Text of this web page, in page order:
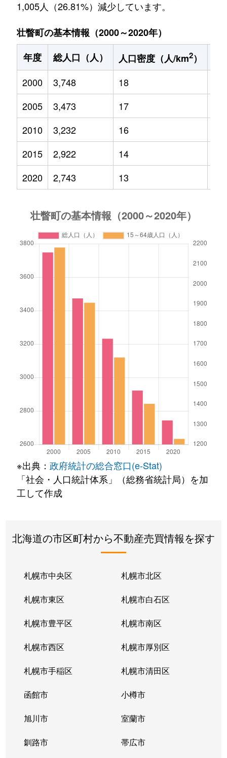
1,005人（26.81%）減少しています。
壮瞥町の基本情報（2000～2020年）
年度
総人口（人） 人口密度（人/km2）
2000
3,748 18
2005
3,473 17
2010
3,232 16
2015
2,922 14
2020
2,743 13
※出典： 政府統計の総合窓口(e-Stat)
「社会・人口統計体系」（総務省統計局）を加
工して作成
北海道の市区町村から不動産売買情報を探す
札幌市中央区 札幌市北区
札幌市東区 札幌市白石区
札幌市豊平区 札幌市南区
札幌市西区 札幌市厚別区
札幌市手稲区 札幌市清田区
函館市 小樽市
旭川市 室蘭市
釧路市 帯広市